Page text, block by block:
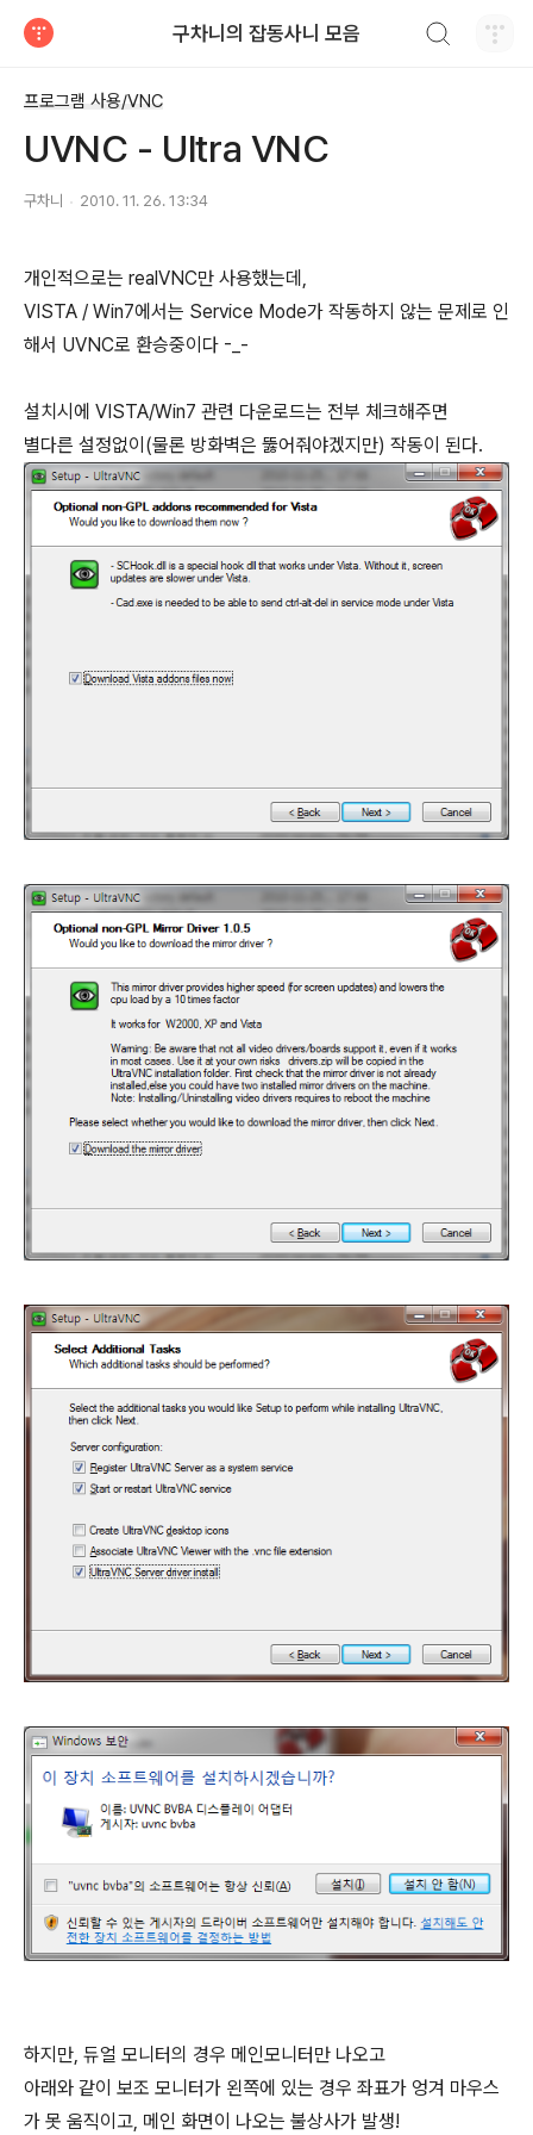
구차니의 잡동사니 모음
프로그램 사용/VNC
UVNC - Ultra VNC
구차니 2010. 11. 26. 13:34
개인적으로는 realVNC만 사용했는데,
VISTA / Win7에서는 Service Mode가 작동하지 않는 문제로 인
해서 UVNC로 환승중이다 -_-
설치시에 VISTA/Win7 관련 다운로드는 전부 체크해주면
별다른 설정없이(물론 방화벽은 뚫어줘야겠지만) 작동이 된다.
하지만, 듀얼 모니터의 경우 메인모니터만 나오고
아래와 같이 보조 모니터가 왼쪽에 있는 경우 좌표가 엉겨 마우스
가 못 움직이고, 메인 화면이 나오는 불상사가 발생!